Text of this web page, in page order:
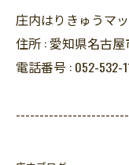
庄内はりきゅうマ
住所 : 愛知県名古屋
電話番号 : 052-532-